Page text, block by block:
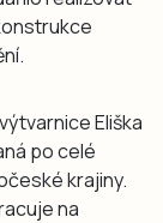
Eliška
po celé
krajiny.
na